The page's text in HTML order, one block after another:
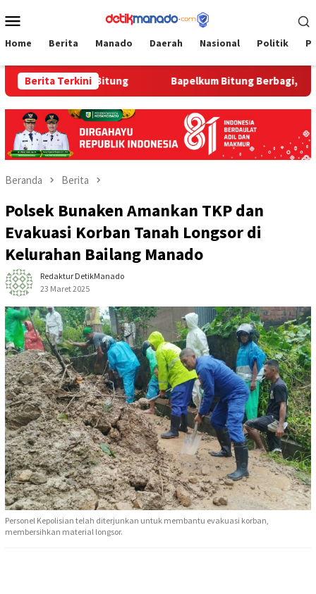
ke
Mobile
Home Berita Manado Daerah Nasional Politik
Berita Terkini
Bapelkum Bitung ‎Bapelkum Bitung Berbagi, Semarak
Beranda Berita
Polsek Bunaken Amankan TKP dan
Evakuasi Korban Tanah Longsor di
Kelurahan Bailang Manado
Redaktur DetikManado
23 Maret 2025
Personel Kepolisian telah diterjunkan untuk membantu evakuasi korban,
membersihkan material longsor.